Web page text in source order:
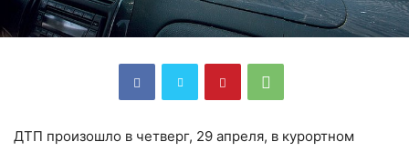
ДТП произошло в четверг, 29 апреля, в курортном